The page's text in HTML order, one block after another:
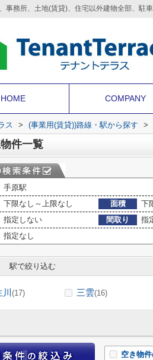
HOME COMPANY
ス > (事業用(賃貸))路線・駅から探す >
件一覧
手原駅
下限なし～上限なし 面積 下
指定しない 間取り
指
指定なし
駅で絞り込む
(17) 三雲(16)
空き物